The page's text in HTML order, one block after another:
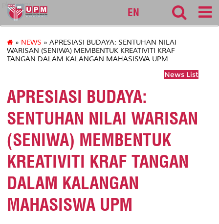
pkkssaas
EN
» NEWS » APRESIASI BUDAYA: SENTUHAN NILAI
WARISAN (SENIWA) MEMBENTUK KREATIVITI KRAF
TANGAN DALAM KALANGAN MAHASISWA UPM
News List
APRESIASI BUDAYA:
SENTUHAN NILAI WARISAN
(SENIWA) MEMBENTUK
KREATIVITI KRAF TANGAN
DALAM KALANGAN
MAHASISWA UPM